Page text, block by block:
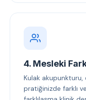
4. Mesleki
Kulak
pratiğinizde farklı